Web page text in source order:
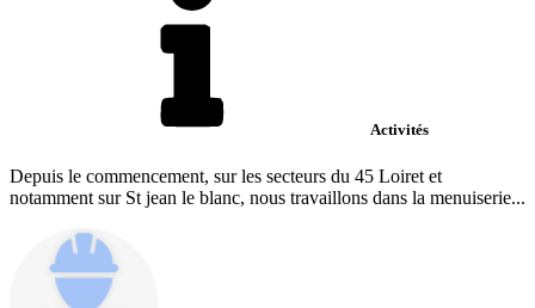
Activités
Depuis le commencement, sur les secteurs du 45 Loiret et
notamment sur St jean le blanc, nous travaillons dans la menuiserie...